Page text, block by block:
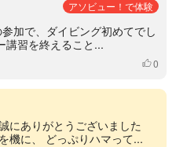
アソビュー！で体験
加で、ダイビング初めてでし
講習を終えること...
いいね
0
にありがとうございました
機に、 どっぷりハマって...